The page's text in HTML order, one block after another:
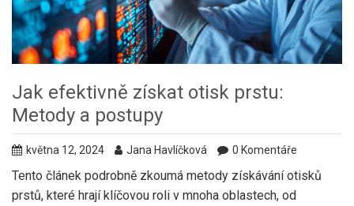
Jak efektivně získat otisk prstu:
Metody a postupy
května 12, 2024 Jana Havlíčková 0 Komentáře
Tento článek podrobně zkoumá metody získávání otisků
prstů, které hrají klíčovou roli v mnoha oblastech, od